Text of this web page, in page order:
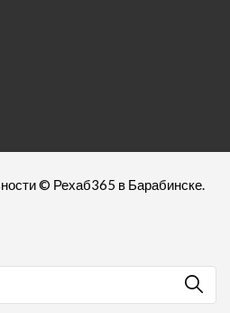
© Рехаб365 в Барабинске.